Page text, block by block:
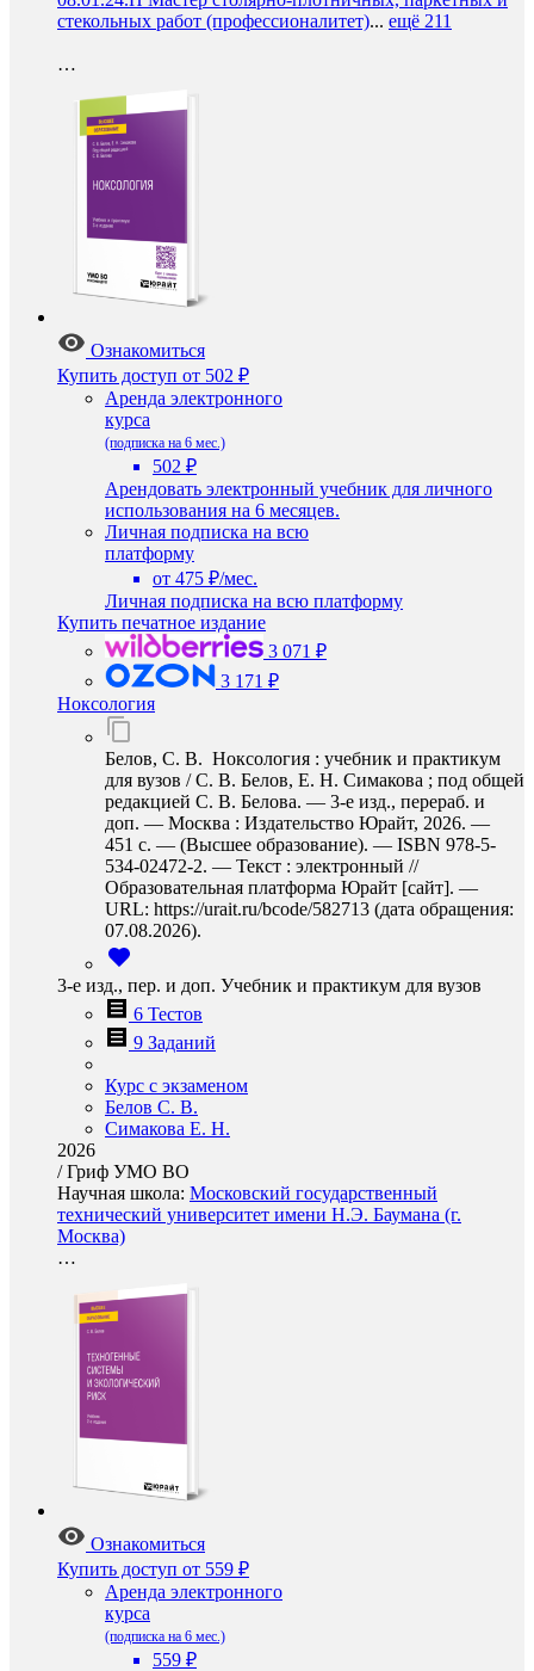
стекольных работ (профессионалитет)... ещё 211
…
Ознакомиться
Купить доступ от 502 ₽
Аренда электронного
курса
(подписка на 6 мес.)
502 ₽
Арендовать электронный учебник для личного
использования на 6 месяцев.
Личная подписка на всю
платформу
от 475 ₽/мес.
Личная подписка на всю платформу
Купить печатное издание
3 071 ₽
3 171 ₽
Ноксология
Белов, С. В. Ноксология : учебник и практикум
для вузов / С. В. Белов, Е. Н. Симакова ; под общей
редакцией С. В. Белова. — 3-е изд., перераб. и
доп. — Москва : Издательство Юрайт, 2026. —
451 с. — (Высшее образование). — ISBN 978-5-
534-02472-2. — Текст : электронный //
Образовательная платформа Юрайт [сайт]. —
URL: https://urait.ru/bcode/582713 (дата обращения:
07.08.2026).
3-е изд., пер. и доп. Учебник и практикум для вузов
6 Тестов
9 Заданий
Курс с экзаменом
Белов С. В.
Симакова Е. Н.
2026
/Гриф УМО ВО
Научная школа: Московский государственный
технический университет имени Н.Э. Баумана (г.
Москва)
…
Ознакомиться
Купить доступ от 559 ₽
Аренда электронного
курса
(подписка на 6 мес.)
559 ₽